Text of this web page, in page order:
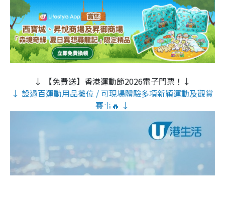
↓ 【免費送】香港運動節2026電子門票！↓
↓ 設過百運動用品攤位 / 可現場體驗多項新穎運動及觀賞
賽事🔥 ↓